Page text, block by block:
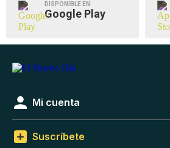
DISPONIBLE EN
Google Play
Mi cuenta
Suscríbete